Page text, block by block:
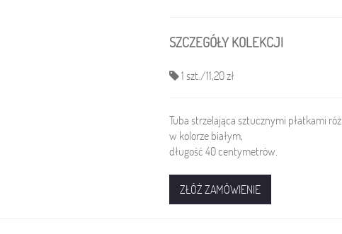
SZCZEGÓŁY KOLEKCJI
1 szt./11,20 zł
Tuba strzelająca sztucznymi płatkami róż
w kolorze białym,
długość 40 centymetrów.
ZŁÓŻ ZAMÓWIENIE